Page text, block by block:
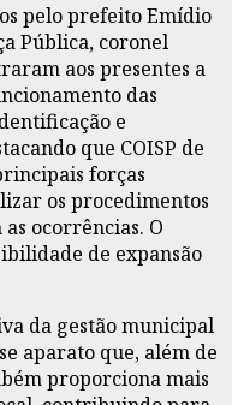
pelo prefeito Emídio
Pública, coronel
aos presentes a
das
e
que COISP de
forças
os procedimentos
ocorrências. O
de expansão
da gestão municipal
aparato que, além de
proporciona mais